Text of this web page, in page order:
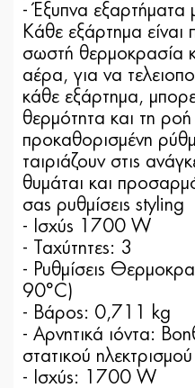
- Έξυπνα εξαρτήματα
Κάθε εξάρτημα είναι
σωστή θερμοκρασία
αέρα, για να
κάθε εξάρτημα,
θερμότητα και τη
προκαθορισμένη
ταιριάζουν στις
θυμάται και
σας ρυθμίσεις styling
- Ισχύς 1700 W
- Ταχύτητες: 3
- Ρυθμίσεις
90°C)
- Βάρος: 0,711 kg
- Αρνητικά ιόντα:
στατικού ηλεκτρισμού
- Ισχύς: 1700 W